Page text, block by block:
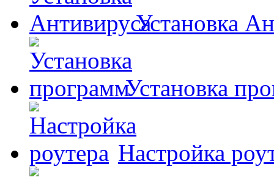
Установка
Установка
Настройка